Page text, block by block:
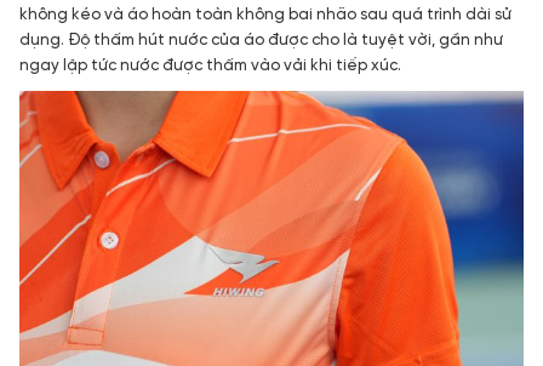
không kéo và áo hoàn toàn không bai nhão sau quá trình dài sử
dụng. Độ thấm hút nước của áo được cho là tuyệt vời, gần như
ngay lập tức nước được thấm vào vải khi tiếp xúc.